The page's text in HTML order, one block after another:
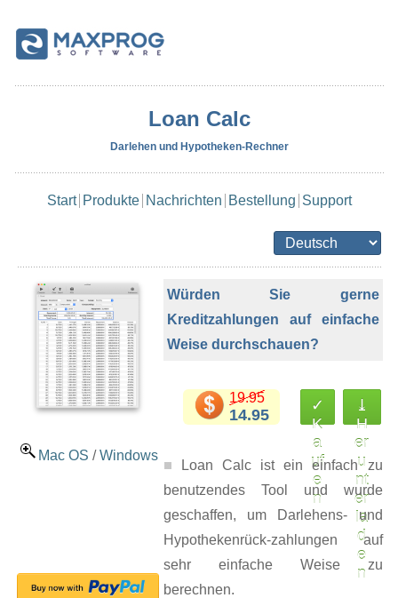
Loan Calc
Darlehen und Hypotheken-Rechner
Start Produkte Nachrichten Bestellung Support
Mac OS /Windows
Würden Sie gerne
Kreditzahlungen auf einfache
Weise durchschauen?
19.95
14.95
✓
K
a
uf
e
n
⤓
H
er
u
nt
er
la
d
e
n
Loan Calc ist ein einfach zu
benutzendes Tool und wurde
geschaffen, um Darlehens- und
Hypothekenrück-zahlungen auf
sehr einfache Weise zu
berechnen.